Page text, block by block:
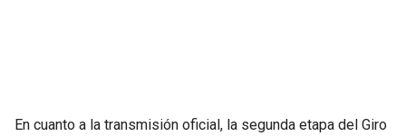
En cuanto a la transmisión oficial, la segunda etapa del Giro